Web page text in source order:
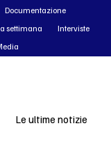
Le ultime notizie
Documentazione
settimana
Interviste